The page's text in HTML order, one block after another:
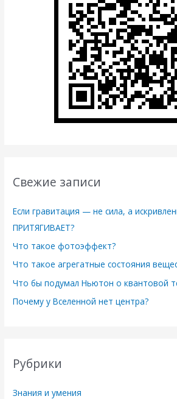
Свежие записи
Если гравитация — не сила, а
ПРИТЯГИВАЕТ?
Что такое фотоэффект?
Что такое агрегатные состояния
Что бы подумал Ньютон о квантовой
Почему у Вселенной нет центра?
Рубрики
Знания и умения